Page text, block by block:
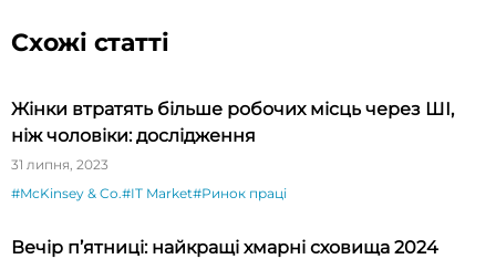
Схожі статті
Жінки втратять більше робочих місць через ШІ,
ніж чоловіки: дослідження
31 липня, 2023
#McKinsey & Co.#IT Market#Ринок праці
Вечір п’ятниці: найкращі хмарні сховища 2024